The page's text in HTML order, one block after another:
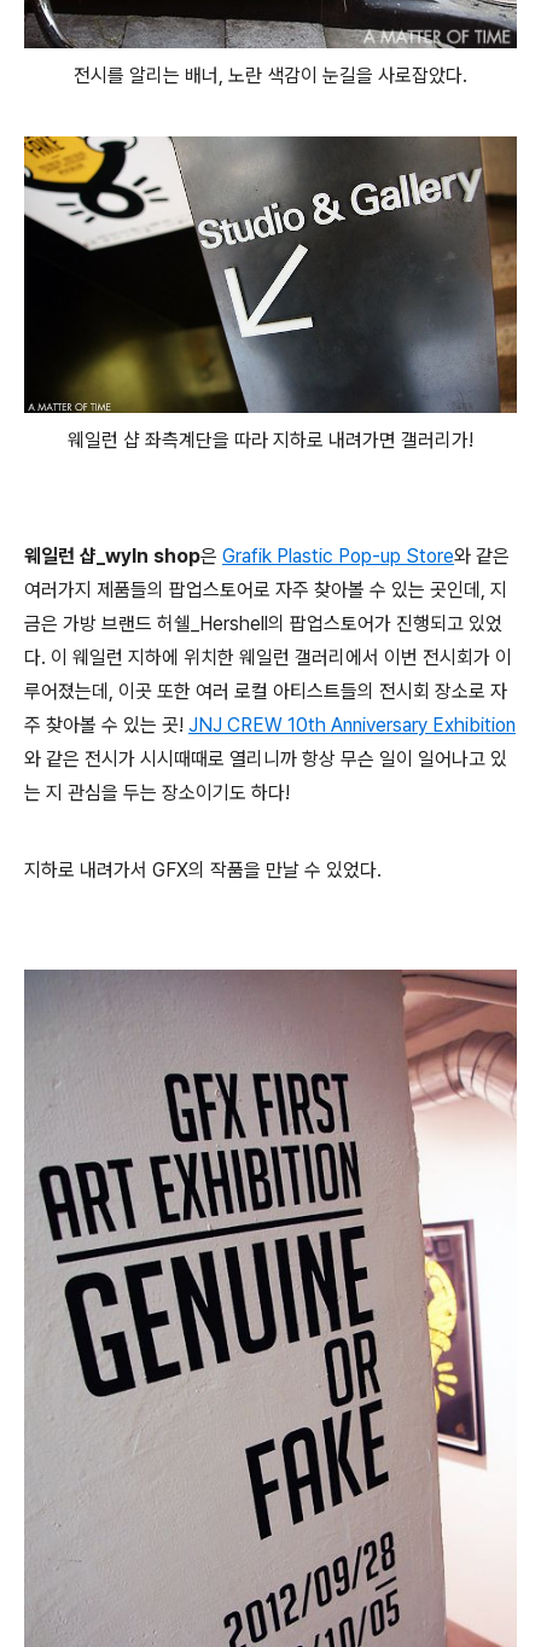
전시를 알리는 배너, 노란 색감이 눈길을 사로잡았다.
웨일런 샵 좌측계단을 따라 지하로 내려가면 갤러리가!
웨일런 샵_wyln shop은 Grafik Plastic Pop-up Store와 같은
여러가지 제품들의 팝업스토어로 자주 찾아볼 수 있는 곳인데, 지
금은 가방 브랜드 허쉘_Hershell의 팝업스토어가 진행되고 있었
다. 이 웨일런 지하에 위치한 웨일런 갤러리에서 이번 전시회가 이
루어졌는데, 이곳 또한 여러 로컬 아티스트들의 전시회 장소로 자
주 찾아볼 수 있는 곳! JNJ CREW 10th Anniversary Exhibition
와 같은 전시가 시시때때로 열리니까 항상 무슨 일이 일어나고 있
는 지 관심을 두는 장소이기도 하다!
지하로 내려가서 GFX의 작품을 만날 수 있었다.